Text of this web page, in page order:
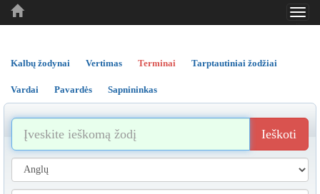
..
..
Kalbų žodynai Vertimas Terminai Tarptautiniai žodžiai
Vardai Pavardės Sapnininkas
Ieškoti